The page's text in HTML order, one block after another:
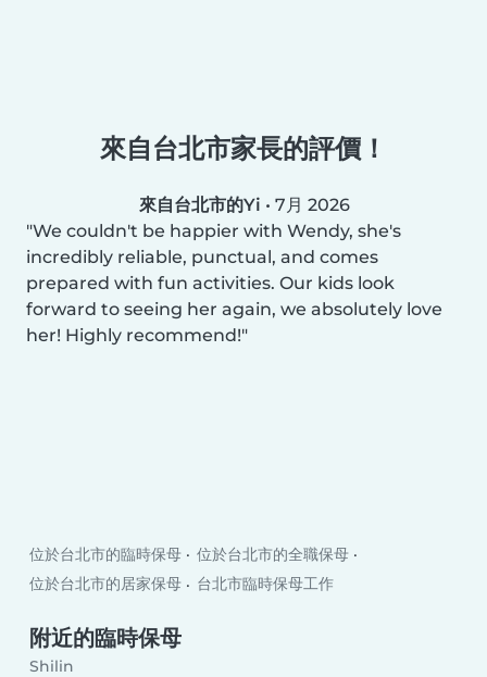
來自台北市家長的評價！
來自台北市的Yi • 7月 2026
We couldn't be happier with Wendy, she's
incredibly reliable, punctual, and comes
prepared with fun activities. Our kids look
forward to seeing her again, we absolutely love
her! Highly recommend!
位於台北市的臨時保母
位於台北市的全職保母
位於台北市的居家保母
台北市臨時保母工作
附近的臨時保母
Shilin